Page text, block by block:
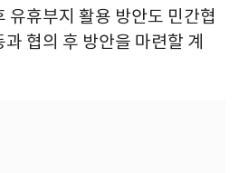
휴부지 활용 방안도 민간협
협의 후 방안을 마련할 계